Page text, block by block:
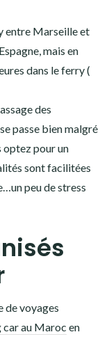
entre Marseille et
mais en
dans le ferry (
des
passe bien malgré
optez pour un
sont facilitées
peu de stress
de voyages
car au Maroc en